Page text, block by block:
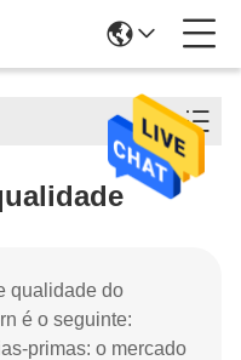
qualidade do
é o seguinte:
primas: o mercado